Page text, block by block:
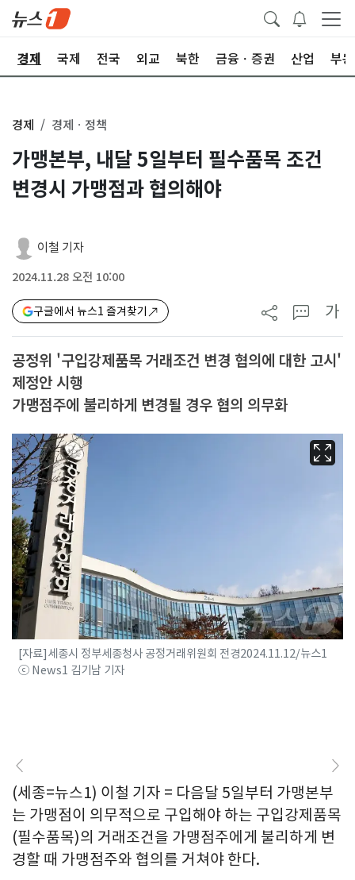
경제 국제 전국 외교 북한 금융ㆍ증권 산업 부
경제 경제ㆍ정책
가맹본부, 내달 5일부터 필수품목 조건
변경시 가맹점과 협의해야
이철 기자
2024.11.28 오전 10:00
구글에서 뉴스1 즐겨찾기 가
공정위 '구입강제품목 거래조건 변경 협의에 대한 고시'
제정안 시행
가맹점주에 불리하게 변경될 경우 협의 의무화
[자료]세종시 정부세종청사 공정거래위원회 전경2024.11.12/뉴스1
ⓒ News1 김기남 기자
(세종=뉴스1) 이철 기자 = 다음달 5일부터 가맹본부
는 가맹점이 의무적으로 구입해야 하는 구입강제품목
(필수품목)의 거래조건을 가맹점주에게 불리하게 변
경할 때 가맹점주와 협의를 거쳐야 한다.